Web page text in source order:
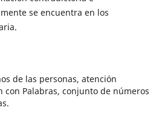
se encuentra en los
de las personas, atención
Palabras, conjunto de números